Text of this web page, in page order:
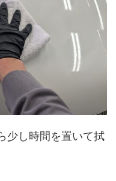
少し時間を置いて拭